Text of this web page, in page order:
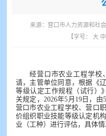
来源： 营口市人力资源和社
【字号： 大 中
经营口市农业工程学校
请，主管单位同意，根据《
等级认定工作规程（试行）
关规定，2026年5月19日，
营口市农业工程学校、营口
价组织职业技能等级认定机
业（工种）进行评估，具体情